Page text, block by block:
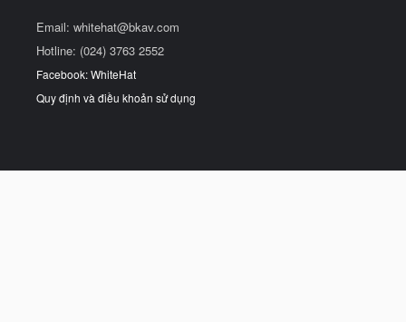
Email: whitehat@bkav.com
Hotline: (024) 3763 2552
Facebook: WhiteHat
Quy định và điều khoản sử dụng